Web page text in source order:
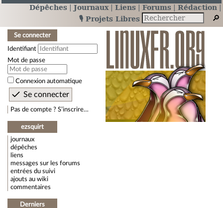
Dépêches Journaux Liens Forums
Rédaction
🎙️ Projets Libres
Se connecter
Identifiant
Mot de passe
Connexion automatique
Pas de compte ? S’inscrire…
ezsquirt
journaux
dépêches
liens
messages sur les forums
entrées du suivi
ajouts au wiki
commentaires
Derniers